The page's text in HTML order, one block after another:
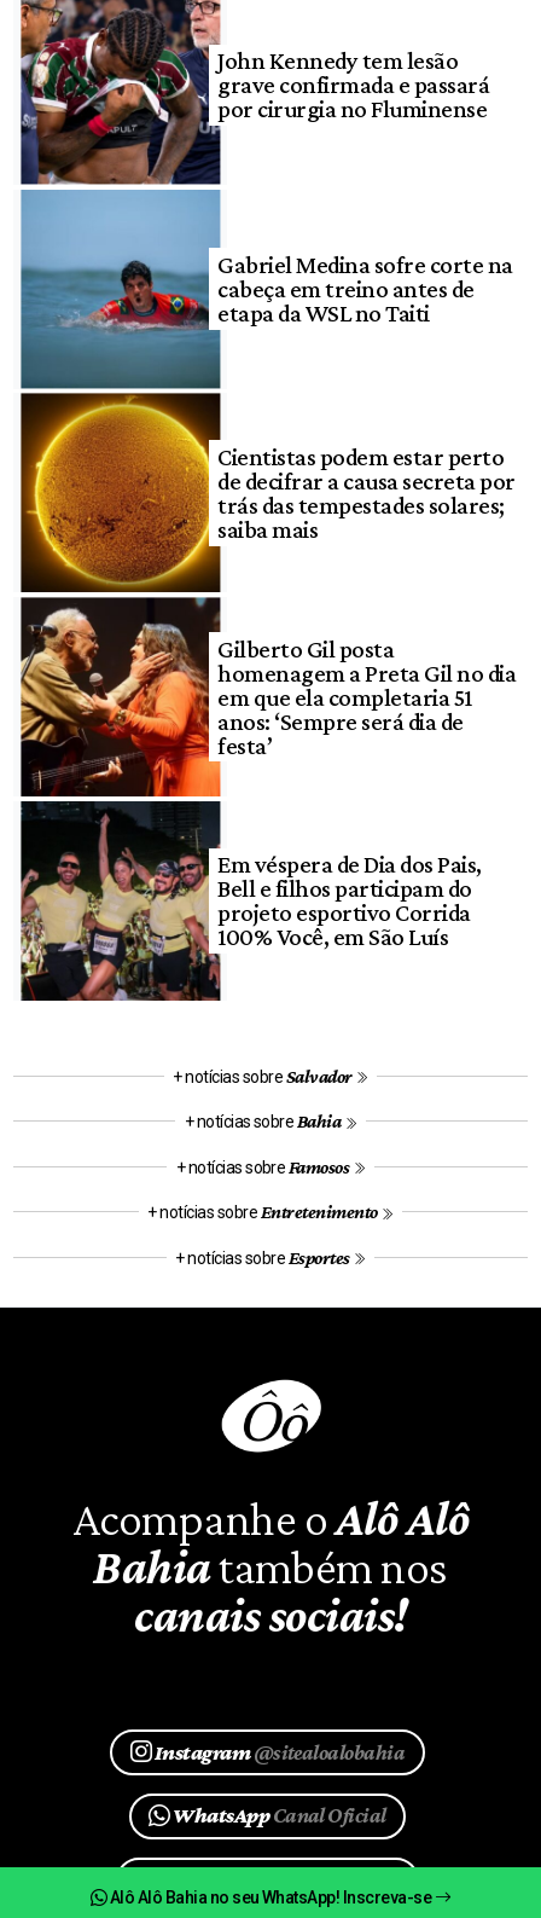
Alô Alô Bahia no seu WhatsApp! Inscreva-se
John Kennedy tem lesão
grave confirmada e passará
por cirurgia no Fluminense
Gabriel Medina sofre corte na
cabeça em treino antes de
etapa da WSL no Taiti
Cientistas podem estar perto
de decifrar a causa secreta por
trás das tempestades solares;
saiba mais
Gilberto Gil posta
homenagem a Preta Gil no dia
em que ela completaria 51
anos: ‘Sempre será dia de
festa’
Em véspera de Dia dos Pais,
Bell e filhos participam do
projeto esportivo Corrida
100% Você, em São Luís
+ notícias sobreSalvador
+ notícias sobre Bahia
+ notícias sobre Famosos
+ notícias sobre Entretenimento
+ notícias sobre Esportes
Acompanhe oAlô Alô
Bahiatambém nos
canais sociais!
Instagram@sitealoalobahia
WhatsAppCanal Oficial